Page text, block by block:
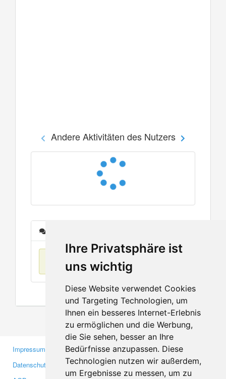
Ihre Privatsphäre ist
uns wichtig
Diese Website verwendet Cookies
und Targeting Technologien, um
Ihnen ein besseres Internet-Erlebnis
zu ermöglichen und die Werbung,
die Sie sehen, besser an Ihre
Bedürfnisse anzupassen. Diese
Technologien nutzen wir außerdem,
um Ergebnisse zu messen, um zu
Andere Aktivitäten des Nutzers
Keine Einträge
Impressum
Datenschutzerklärung
Gewerbetreibende
Investoren